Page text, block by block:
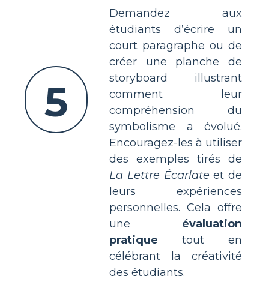
5
Demandez aux
étudiants d’écrire un
court paragraphe ou de
créer une planche de
storyboard illustrant
comment leur
compréhension du
symbolisme a évolué.
Encouragez-les à utiliser
des exemples tirés de
La Lettre Écarlate et de
leurs expériences
personnelles. Cela offre
une évaluation
pratique tout en
célébrant la créativité
des étudiants.